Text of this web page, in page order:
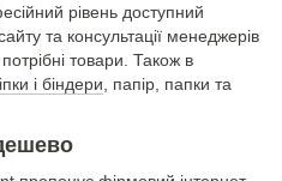
рівень доступний
та консультації менеджерів
товари. Також в
і біндери , папір, папки та